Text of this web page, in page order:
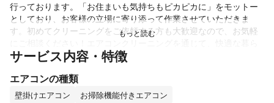
行っております。「お住まいも気持ちもピカピカに」をモットー
としており、お客様の立場に寄り添って作業させていただきま
す。初めてクリーニングをご依頼する方も大歓迎なので、お気軽
しをお届けできれば幸いです。接客・建物に関して豊富な経験が
サービス内容・特徴
エアコンの種類
壁掛けエアコン お掃除機能付きエアコン